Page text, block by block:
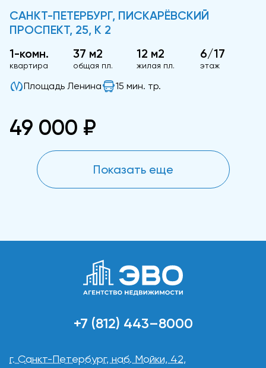
САНКТ-ПЕТЕРБУРГ, ПИСКАРЁВСКИЙ
ПРОСПЕКТ, 25, К 2
1-комн.
квартира
37 м2
общая пл.
12 м2
жилая пл.
6/17
этаж
Площадь Ленина 15 мин. тр.
49 000 ₽
Показать еще
+7 (812) 443–8000
г. Санкт-Петербург, наб. Мойки, 42,